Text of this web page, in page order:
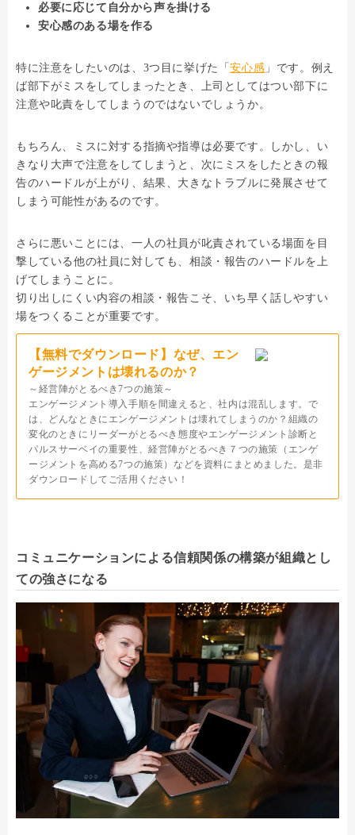
必要に応じて自分から声を掛ける
安心感のある場を作る
特に注意をしたいのは、3つ目に挙げた「安心感 」です。例え
ば部下がミスをしてしまったとき、上司としてはつい部下に
注意や叱責をしてしまうのではないでしょうか。
もちろん、ミスに対する指摘や指導は必要です。しかし、い
きなり大声で注意をしてしまうと、次にミスをしたときの報
告のハードルが上がり、結果、大きなトラブルに発展させて
しまう可能性があるのです。
さらに悪いことには、一人の社員が叱責されている場面を目
撃している他の社員に対しても、相談・報告のハードルを上
げてしまうことに。
切り出しにくい内容の相談・報告こそ、いち早く話しやすい
場をつくることが重要です。
【無料でダウンロード】なぜ、エン
ゲージメントは壊れるのか？
～経営陣がとるべき7つの施策～
エンゲージメント導入手順を間違えると、社内は混乱します。で
は、どんなときにエンゲージメントは壊れてしまうのか？組織の
変化のときにリーダーがとるべき態度やエンゲージメント診断と
パルスサーベイの重要性、経営陣がとるべき７つの施策（エンゲ
ージメントを高める7つの施策）などを資料にまとめました。是非
ダウンロードしてご活用ください！
コミュニケーションによる信頼関係の構築が組織とし
ての強さになる